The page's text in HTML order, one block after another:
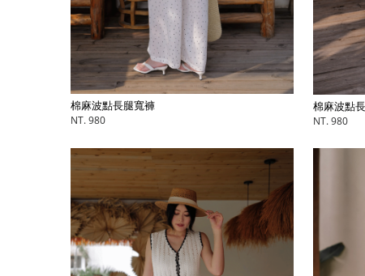
棉麻波點長腿寬褲
NT. 980
棉麻波點
NT. 980